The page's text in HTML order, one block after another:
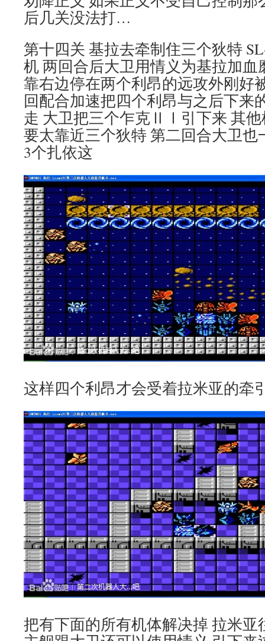
后几关没法打…
第十四关 基拉去牵制住三个狄特
机 两回合后大卫用情义为基拉加血
靠右边停在两个利昂的远攻外刚好
回配合加速把四个利昂与之后下来
走 大卫把三个乍克ⅡⅠ引下来 其他
要太靠近三个狄特 第二回合大卫也
3个扎依这
这样四个利昂才会受着拉米亚的牵
把有下面的所有机体解决掉 拉米亚